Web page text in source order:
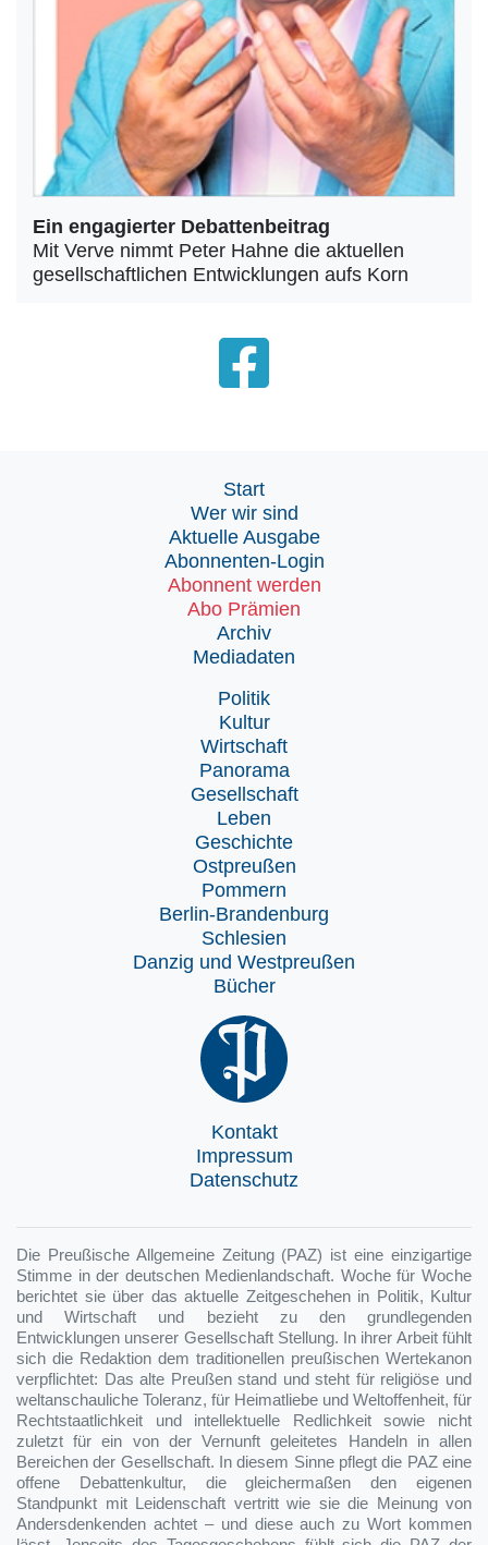
Ein engagierter Debattenbeitrag
Mit Verve nimmt Peter Hahne die aktuellen
gesellschaftlichen Entwicklungen aufs Korn
Start
Wer wir sind
Aktuelle Ausgabe
Abonnenten-Login
Abonnent werden
Abo Prämien
Archiv
Mediadaten
Politik
Kultur
Wirtschaft
Panorama
Gesellschaft
Leben
Geschichte
Ostpreußen
Pommern
Berlin-Brandenburg
Schlesien
Danzig und Westpreußen
Bücher
Kontakt
Impressum
Datenschutz
Die Preußische Allgemeine Zeitung (PAZ) ist eine einzigartige
Stimme in der deutschen Medienlandschaft. Woche für Woche
berichtet sie über das aktuelle Zeitgeschehen in Politik, Kultur
und Wirtschaft und bezieht zu den grundlegenden
Entwicklungen unserer Gesellschaft Stellung. In ihrer Arbeit fühlt
sich die Redaktion dem traditionellen preußischen Wertekanon
verpflichtet: Das alte Preußen stand und steht für religiöse und
weltanschauliche Toleranz, für Heimatliebe und Weltoffenheit, für
Rechtstaatlichkeit und intellektuelle Redlichkeit sowie nicht
zuletzt für ein von der Vernunft geleitetes Handeln in allen
Bereichen der Gesellschaft. In diesem Sinne pflegt die PAZ eine
offene Debattenkultur, die gleichermaßen den eigenen
Standpunkt mit Leidenschaft vertritt wie sie die Meinung von
Andersdenkenden achtet – und diese auch zu Wort kommen